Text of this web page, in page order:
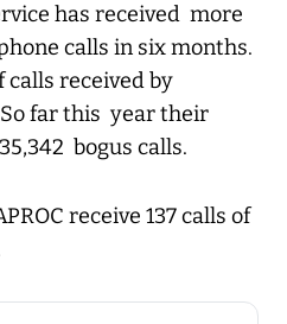
has received more
calls in six months.
received by
far this year their
bogus calls.
receive 137 calls of